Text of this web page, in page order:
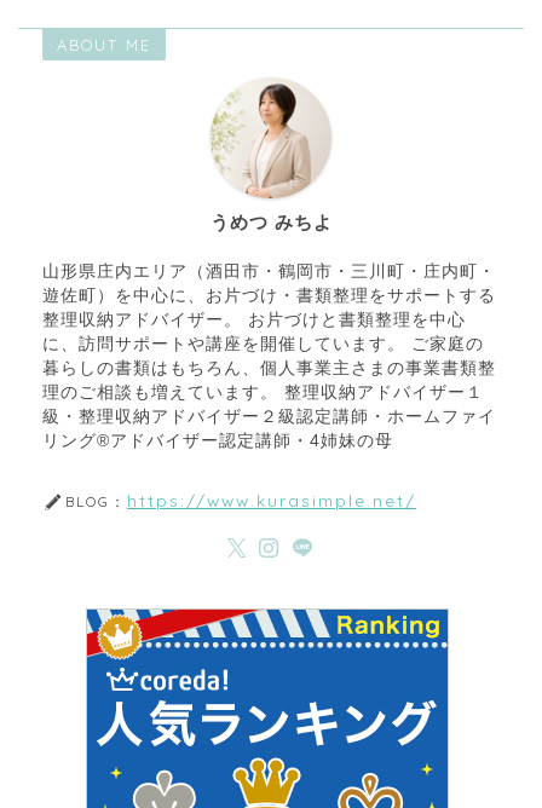
ABOUT ME
うめつ みちよ
山形県庄内エリア（酒田市・鶴岡市・三川町・庄内町・
遊佐町）を中心に、お片づけ・書類整理をサポートする
整理収納アドバイザー。 お片づけと書類整理を中心
に、訪問サポートや講座を開催しています。 ご家庭の
暮らしの書類はもちろん、個人事業主さまの事業書類整
理のご相談も増えています。 整理収納アドバイザー１
級・整理収納アドバイザー２級認定講師・ホームファイ
リング®アドバイザー認定講師・4姉妹の母
BLOG： https://www.kurasimple.net/